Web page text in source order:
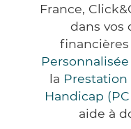
France,
dans vos
la
Handicap
aide à